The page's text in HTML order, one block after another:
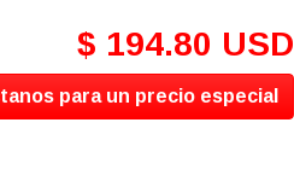
$ 194.80 USD
para un precio especial